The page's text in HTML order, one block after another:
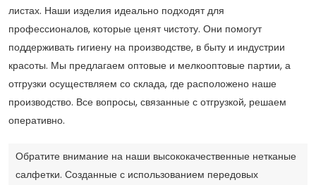
листах. Наши изделия идеально подходят для
профессионалов, которые ценят чистоту. Они помогут
поддерживать гигиену на производстве, в быту и индустрии
красоты. Мы предлагаем оптовые и мелкооптовые партии, а
отгрузки осуществляем со склада, где расположено наше
производство. Все вопросы, связанные с отгрузкой, решаем
оперативно.
Обратите внимание на наши высококачественные нетканые
салфетки. Созданные с использованием передовых